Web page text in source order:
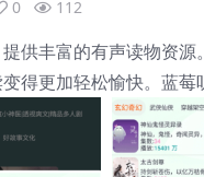
0 112
供丰富的有声读物资
得更加轻松愉快。蓝莓